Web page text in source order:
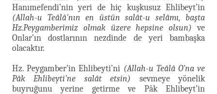
Hanımefendi’nin yeri de hiç kuşkusuz Ehlibeyt’in
(Allah-u Teâlâ'nın en üstün salât-u selâmı, başta
Hz.Peygamberimiz olmak üzere hepsine olsun) ve
Onlar’ın dostlarının nezdinde de yeri bambaşka
olacaktır.
Hz. Peygamber’in Ehlibeyti’ni (Allah-u Teâlâ O'na ve
Pâk Ehlibeyti'ne salât etsin) sevmeye yönelik
buyruğunu yerine getirme ve Pâk Ehlibeyt’in